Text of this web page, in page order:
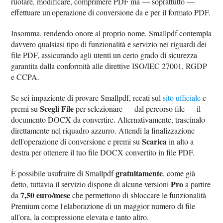
effettuare un'operazione di conversione da e per il formato PDF.
Insomma, rendendo onore al proprio nome, Smallpdf contempla
davvero qualsiasi tipo di funzionalità e servizio nei riguardi dei
file PDF, assicurando agli utenti un certo grado di sicurezza
garantita dalla conformità alle direttive ISO/IEC 27001, RGDP
e CCPA.
Se sei impaziente di provare Smallpdf, recati sulsito ufficialee
premi suScegli Fileper selezionare — dal percorso file — il
documento DOCX da convertire. Alternativamente, trascinalo
direttamente nel riquadro azzurro. Attendi la finalizzazione
dell'operazione di conversione e premi suScaricain alto a
destra per ottenere il tuo file DOCX convertito in file PDF.
È possibile usufruire di Smallpdfgratuitamente, come già
detto, tuttavia il servizio dispone di alcune versioniProa partire
da7,50 euro/meseche permettono di sbloccare le funzionalità
Premium come l'elaborazione di un maggior numero di file
all'ora, la compressione elevata e tanto altro.